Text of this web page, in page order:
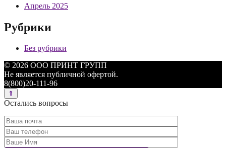
Апрель 2025
Рубрики
Без рубрики
© 2026 ООО ПРИНТ ГРУПП
Не является публичной офертой.
8(800)20-111-96
Остались вопросы